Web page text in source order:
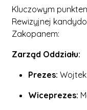
Kluczowym
Rewizyjnej
Zakopanem:
Zarząd Oddziału:
Prezes:
Wiceprezes: